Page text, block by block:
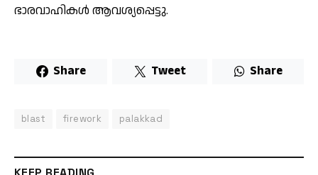
ഭാരവാഹികൾ ആവശ്യപ്പെട്ടു.
Share Tweet Share
blast firework palakkad